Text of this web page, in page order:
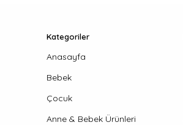
Kategoriler
Anasayfa
Bebek
Çocuk
Anne & Bebek Ürünleri